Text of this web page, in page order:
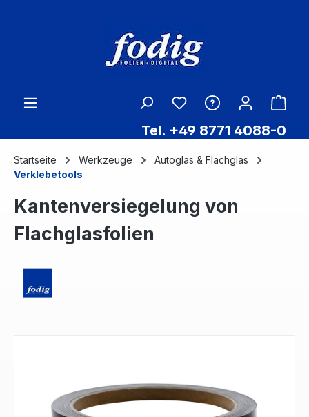
Tel. +49 8771 4088-0
Startseite Werkzeuge
Autoglas & Flachglas
Verklebetools
Kantenversiegelung von
Flachglasfolien